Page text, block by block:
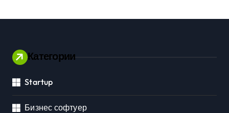
Категории
Startup
Бизнес софтуер